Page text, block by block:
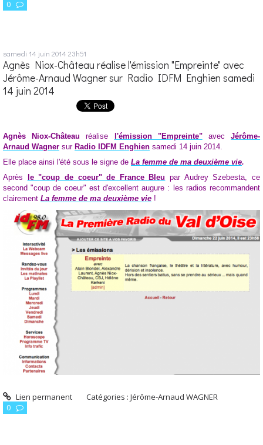
0
samedi 14 juin 2014 23h51
Agnès Niox-Château réalise l'émission "Empreinte" avec
Jérôme-Arnaud Wagner sur Radio IDFM Enghien samedi
14 juin 2014
Agnès Niox-Château réalise l'émission "Empreinte"avecJérôme-
Arnaud Wagner sur Radio IDFM Enghien samedi 14 juin 2014.
Elle place ainsi l'été sous le signe de La femme de ma deuxième vie.
Après
le "coup de coeur" de France Bleu par Audrey Szebesta, ce
second "coup de coeur" est d'excellent augure : les radios recommandent
clairement La femme de ma deuxième vie !
Lien permanent Catégories :Jérôme-Arnaud WAGNER
0